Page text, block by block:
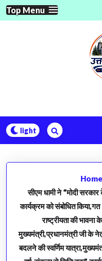
Skip
to
Top Menu
Home
सीएम धामी ने “मोदी
कार्यक्रम को संबोधित
राष्ट्रीयता की
मुख्यमंत्री,प्रधानमंत्री जी के
बदलने की स्वर्णिम